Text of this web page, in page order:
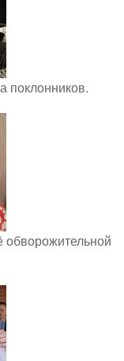
поклонников.